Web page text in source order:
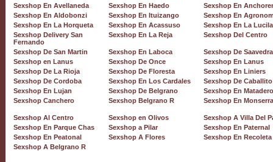
Sexshop En Avellaneda
Sexshop En Haedo
Sexshop En
Sexshop En Aldobonzi
Sexshop En Ituizango
Sexshop En
Sexshop En La Horqueta
Sexshop En Acassuso
Sexshop En La Lucila
Sexshop Delivery San
Fernando
Sexshop En La Reja Sexshop Del Centro
Sexshop De San Martin Sexshop En Laboca
Sexshop De Saavedra
Sexshop en Lanus
Sexshop De Once
Sexshop En Lanus
Sexshop De La Rioja
Sexshop De Floresta
Sexshop En Liniers
Sexshop De Cordoba
Sexshop En Los Cardales
Sexshop De Caballito
Sexshop En Lujan
Sexshop De Belgrano
Sexshop En
Sexshop Canchero
Sexshop Belgrano R Sexshop En
Sexshop Al Centro Sexshop en Olivos
Sexshop A Villa Del
Sexshop En Parque Chas
Sexshop a Pilar
Sexshop En Paternal
Sexshop En Peatonal
Sexshop A Flores
Sexshop En Recoleta
Sexshop A Belgrano R